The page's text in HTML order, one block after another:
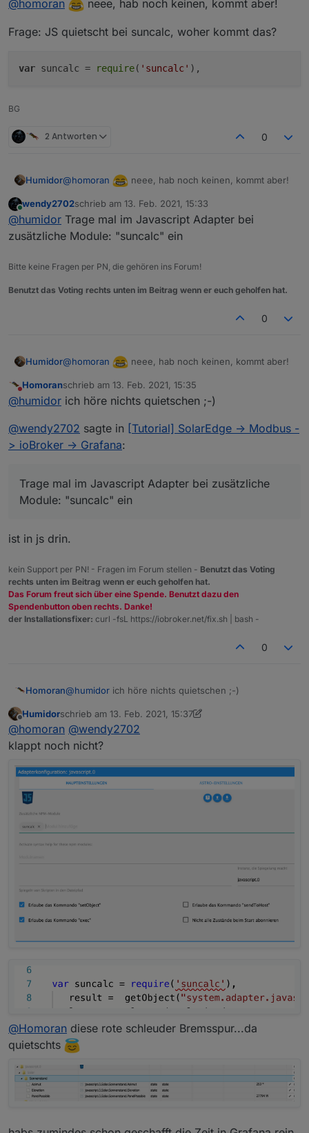
SSD
Batterie speicher an der PV
@homoran neee, hab noch keinen, kommt aber!
Frage: JS quietscht bei suncalc, woher kommt das?
var suncalc = require( 'suncalc' ),
BG
2 Antworten 0
Humidor@homoran neee, hab noch keinen, kommt aber!
Frage: JS quietscht bei suncalc, woher kommt das?
Online
wendy2702schrieb am 13. Feb. 2021, 15:33
zuletzt editiert von
@humidor Trage mal im Javascript Adapter bei
zusätzliche Module: "suncalc" ein
Bitte keine Fragen per PN, die gehören ins Forum!
Benutzt das Voting rechts unten im Beitrag wenn er euch geholfen hat.
0
Humidor@homoran neee, hab noch keinen, kommt aber!
Frage: JS quietscht bei suncalc, woher kommt das?
Nicht stören
Homoranschrieb am 13. Feb. 2021, 15:35
zuletzt editiert von
@humidor ich höre nichts quietschen ;-)
@wendy2702 sagte in [Tutorial] SolarEdge -> Modbus -
> ioBroker -> Grafana:
Trage mal im Javascript Adapter bei zusätzliche
Module: "suncalc" ein
ist in js drin.
kein Support per PN! - Fragen im Forum stellen - Benutzt das Voting
rechts unten im Beitrag wenn er euch geholfen hat.
Das Forum freut sich über eine Spende. Benutzt dazu den
Spendenbutton oben rechts. Danke!
der Installationsfixer: curl -fsL https://iobroker.net/fix.sh | bash -
0
Homoran@humidor ich höre nichts quietschen ;-)
@wendy2702 sagte in [Tutorial] SolarEdge ->
Modbus -> ioBroker -> Grafana
Module: "suncalc" ein
ist in js drin.
Offline
Humidorschrieb am 13. Feb. 2021, 15:37
zuletzt editiert von Humidor
@homoran @wendy2702
klappt noch nicht?
@Homoran diese rote schleuder Bremsspur...da
quietschts